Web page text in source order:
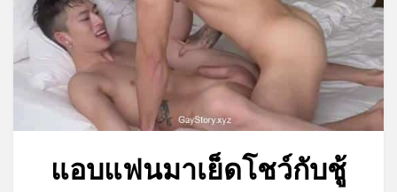
แอบแฟนมาเย็ดโชว์กับชู้